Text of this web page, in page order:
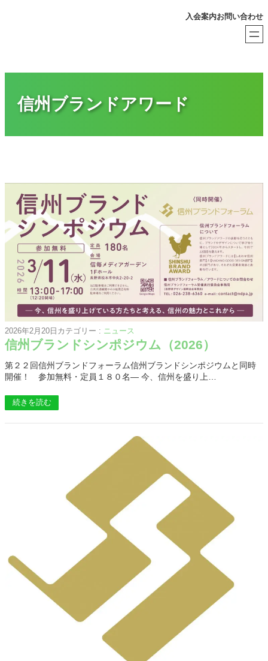
入会案内お問い合わせ
信州ブランドアワード
2026年2月20日 カテゴリー : ニュース
信州ブランドシンポジウム（2026）
第２２回信州ブランドフォーラム信州ブランドシンポジウムと同時
開催！ 参加無料・定員１８０名― 今、信州を盛り上…
続きを読む